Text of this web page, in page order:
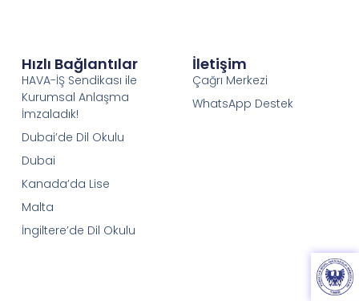
Hızlı Bağlantılar
HAVA-İŞ Sendikası ile
Kurumsal Anlaşma
İmzaladık!
Dubai’de Dil Okulu
Dubai
Kanada’da Lise
Malta
İngiltere’de Dil Okulu
İletişim
Çağrı Merkezi
WhatsApp Destek